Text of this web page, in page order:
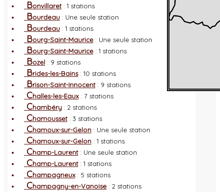
Bonvillaret: 1 stations
Bourdeau : Une seule station
Bourdeau : 1 stations
Bourg-Saint-Maurice : Une seule station
Bourg-Saint-Maurice : 1 stations
Bozel : 9 stations
Brides-les-Bains: 10 stations
Brison-Saint-Innocent: 9 stations
Challes-les-Eaux: 7 stations
Chambéry : 2 stations
Chamousset: 3 stations
Chamoux-sur-Gelon : Une seule station
Chamoux-sur-Gelon : 1 stations
Champ-Laurent: Une seule station
Champ-Laurent: 1 stations
Champagneux: 5 stations
Champagny-en-Vanoise : 2 stations